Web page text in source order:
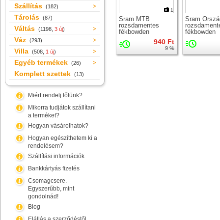
Szállítás (182)
Tárolás (87)
Váltás (1198, 3 új)
Váz (293)
Villa (508, 1 új)
Egyéb termékek (26)
Komplett szettek (13)
Miért rendelj tőlünk?
Mikorra tudjátok szállítani
a terméket?
Hogyan vásárolhatok?
Hogyan egészíthetem ki a
rendelésem?
Szállítási információk
Bankkártyás fizetés
Csomagcsere.
Egyszerűbb, mint
gondolnád!
Blog
1
Sram MTB
rozsdamentes
fékbowden
940 Ft
9 %
Sram
fékbowden